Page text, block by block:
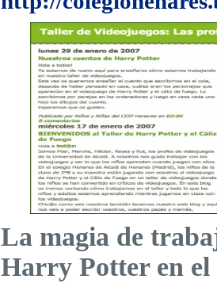
La magia de
Harry Potter en